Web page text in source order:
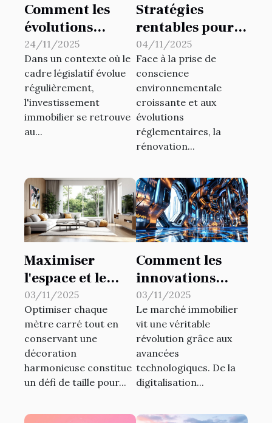
Comment les
évolutions
législatives
impactent
l'investissement
immobilier ?
24/11/2025
Dans un contexte où le
cadre législatif évolue
régulièrement,
l'investissement
immobilier se retrouve
au...
Stratégies
rentables pour
la rénovation
éco-responsable
de biens locatifs
04/11/2025
Face à la prise de
conscience
environnementale
croissante et aux
évolutions
réglementaires, la
rénovation...
Maximiser
l'espace et le
style : intégrer
des meubles
multifonctions
dans votre
décoration
03/11/2025
Optimiser chaque
mètre carré tout en
conservant une
décoration
harmonieuse constitue
un défi de taille pour...
Comment les
innovations
technologiques
transforment-
elles le marché
immobilier ?
03/11/2025
Le marché immobilier
vit une véritable
révolution grâce aux
avancées
technologiques. De la
digitalisation...